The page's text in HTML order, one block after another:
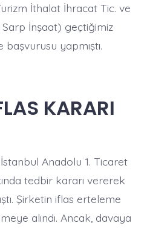
İthalat İhracat Tic. ve
İnşaat) geçtiğimiz
başvurusu yapmıştı.
KARARI
Anadolu 1. Ticaret
tedbir kararı vererek
Şirketin iflas erteleme
alındı. Ancak, davaya